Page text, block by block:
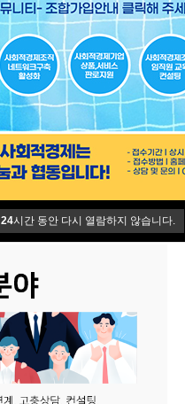
24시간 동안 다시 열람하지 않습니다.